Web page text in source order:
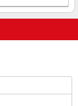
日休み／長期休
額支給 ★入
時給25％アップ
望日払い制度あ
代（20時間）
山町 変更の範
見る